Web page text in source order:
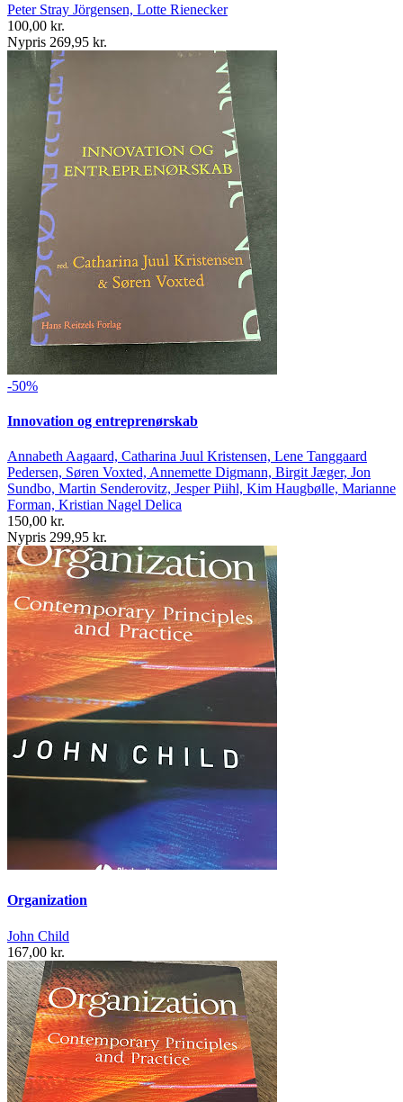
Peter Stray Jörgensen, Lotte Rienecker
100,00 kr.
Nypris 269,95 kr.
-50%
Innovation og entreprenørskab
Annabeth Aagaard, Catharina Juul Kristensen, Lene Tanggaard
Pedersen, Søren Voxted, Annemette Digmann, Birgit Jæger, Jon
Sundbo, Martin Senderovitz, Jesper Piihl, Kim Haugbølle, Marianne
Forman, Kristian Nagel Delica
150,00 kr.
Nypris 299,95 kr.
Organization
John Child
167,00 kr.